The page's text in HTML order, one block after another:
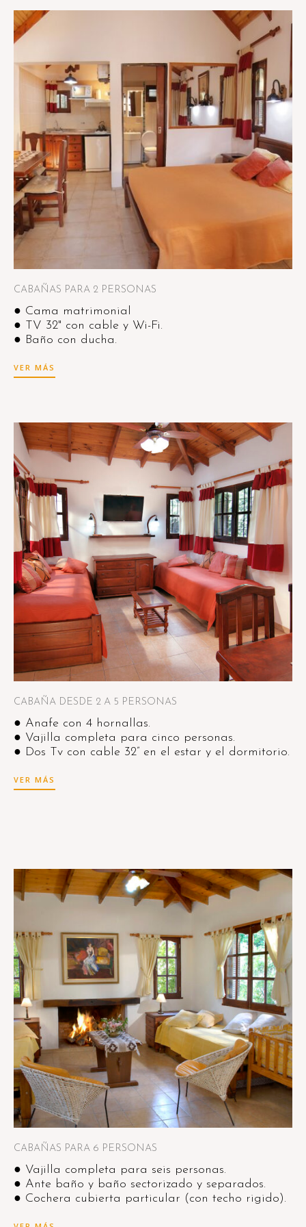
CABAÑAS PARA 2 PERSONAS
● Cama matrimonial
● TV 32" con cable y Wi-Fi.
● Baño con ducha.
VER MÁS
CABAÑA DESDE 2 A 5 PERSONAS
● Anafe con 4 hornallas.
● Vajilla completa para cinco personas.
● Dos Tv con cable 32” en el estar y el dormitorio.
VER MÁS
CABAÑAS PARA 6 PERSONAS
● Vajilla completa para seis personas.
● Ante baño y baño sectorizado y separados.
● Cochera cubierta particular (con techo rigido).